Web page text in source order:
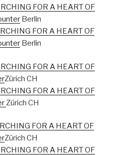
FOR A HEART OF
Berlin
FOR A HEART OF
Berlin
FOR A HEART OF
Zürich CH
FOR A HEART OF
Zürich CH
FOR A HEART OF
Zürich CH
FOR A HEART OF